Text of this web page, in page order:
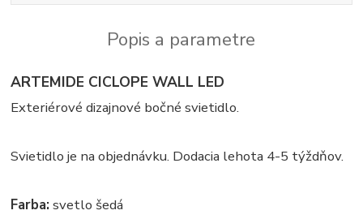
Popis a parametre
ARTEMIDE CICLOPE WALL LED
Exteriérové dizajnové bočné svietidlo.
Svietidlo je na objednávku. Dodacia lehota 4-5 týždňov.
Farba: svetlo šedá